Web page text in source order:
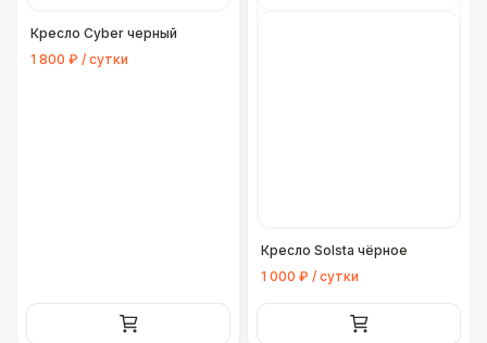
Кресло Cyber черный
1 800 ₽ / сутки
Кресло Solsta чёрное
1 000 ₽ / сутки